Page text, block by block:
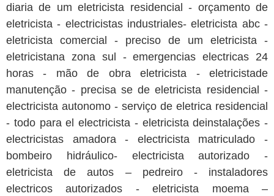
diaria de um eletricista residencial - orçamento de
eletricista - electricistas industriales- eletricista abc -
eletricista comercial - preciso de um eletricista -
eletricistana zona sul - emergencias electricas 24
horas - mão de obra eletricista - eletricistade
manutenção - precisa se de eletricista residencial -
electricista autonomo - serviço de eletrica residencial
- todo para el electricista - eletricista deinstalações -
electricistas amadora - electricista matriculado -
bombeiro hidráulico- electricista autorizado -
eletricista de autos – pedreiro - instaladores
electricos autorizados - eletricista moema –